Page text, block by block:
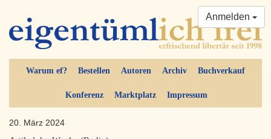
Warum ef? Bestellen Autoren Archiv Buchverkauf
Konferenz Marktplatz Impressum
Anmelden
20. März 2024